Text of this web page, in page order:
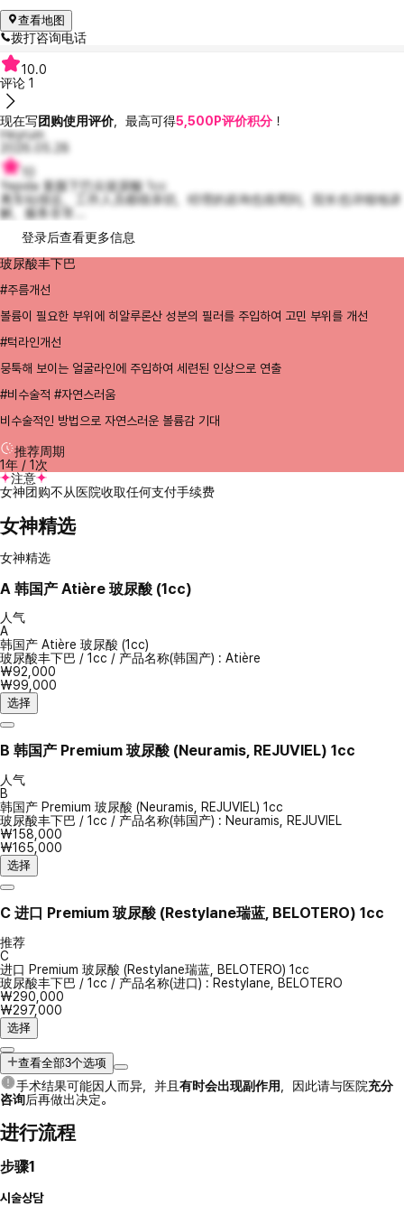
查看地图
拨打咨询电话
10.0
评论 1
现在写团购使用评价，最高可得5,500P评价积分 ！
Heyrum
2026.05.28
10
Yepida 童颜下巴尖玻尿酸 1cc
离车站很近，工作人员都很亲切，经理的咨询也很周到，院长也详细地讲
解，服务非常...
登录后查看更多信息
玻尿酸丰下巴
#주름개선
볼륨이 필요한 부위에 히알루론산 성분의 필러를 주입하여 고민 부위를 개선
#턱라인개선
뭉툭해 보이는 얼굴라인에 주입하여 세련된 인상으로 연출
#비수술적 #자연스러움
비수술적인 방법으로 자연스러운 볼륨감 기대
推荐周期
1年 / 1次
注意
女神团购不从医院收取任何支付手续费
女神精选
女神精选
A 韩国产 Atière 玻尿酸 (1cc)
人气
A
韩国产 Atière 玻尿酸 (1cc)
玻尿酸丰下巴 / 1cc / 产品名称(韩国产) : Atière
₩92,000
₩99,000
选择
B 韩国产 Premium 玻尿酸 (Neuramis, REJUVIEL) 1cc
人气
B
韩国产 Premium 玻尿酸 (Neuramis, REJUVIEL) 1cc
玻尿酸丰下巴 / 1cc / 产品名称(韩国产) : Neuramis, REJUVIEL
₩158,000
₩165,000
选择
C 进口 Premium 玻尿酸 (Restylane瑞蓝, BELOTERO) 1cc
推荐
C
进口 Premium 玻尿酸 (Restylane瑞蓝, BELOTERO) 1cc
玻尿酸丰下巴 / 1cc / 产品名称(进口) : Restylane, BELOTERO
₩290,000
₩297,000
选择
查看全部3个选项
手术结果可能因人而异，并且有时会出现副作用 ，因此请与医院充分
咨询后再做出决定。
进行流程
步骤1
시술상담